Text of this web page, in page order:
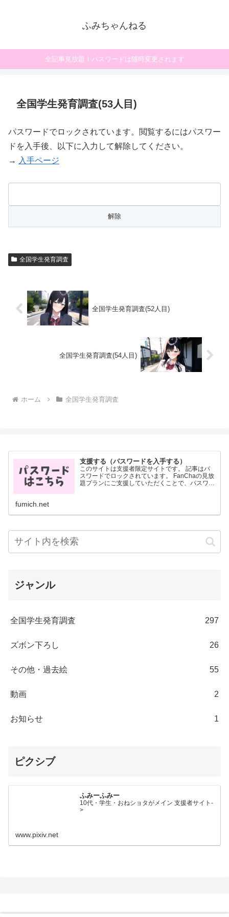
ふみちゃんねる
全記事見放題！パスワードは随時変更されます
全国学生発育調査(53人目)
パスワードでロックされています。閲覧するにはパスワー
ドを入手後、以下に入力して解除してください。
→ 入手ページ
全国学生発育調査
全国学生発育調査(52人目)
全国学生発育調査(54人目)
ホーム 全国学生発育調査
支援する（パスワードを入手する）
このサイトは支援者限定サイトです。 記事はパ
スワードでロックされています。 FanChaの見放
題プランにご支援していただくことで、パスワー
fumich.net
ジャンル
全国学生発育調査 297
ズボン下ろし 26
その他・過去絵 55
動画 2
お知らせ 1
ピクシブ
ふみーふみー
10代・学生・おねショタがメイン 支援者サイト-
>
www.pixiv.net